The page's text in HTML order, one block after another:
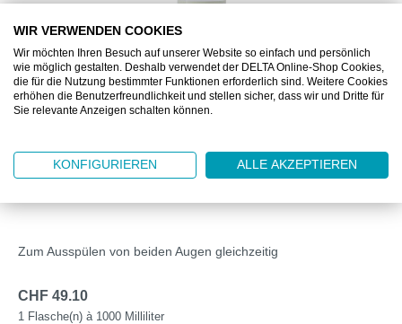
PLM4800
Zum Ausspülen von beiden Augen gleichzeitig
CHF 49.10
1 Flasche(n) à 1000 Milliliter
WIR VERWENDEN COOKIES
Wir möchten Ihren Besuch auf unserer Website so einfach und persönlich
wie möglich gestalten. Deshalb verwendet der DELTA Online-Shop Cookies,
die für die Nutzung bestimmter Funktionen erforderlich sind. Weitere Cookies
erhöhen die Benutzerfreundlichkeit und stellen sicher, dass wir und Dritte für
Sie relevante Anzeigen schalten können.
KONFIGURIEREN ALLE AKZEPTIEREN